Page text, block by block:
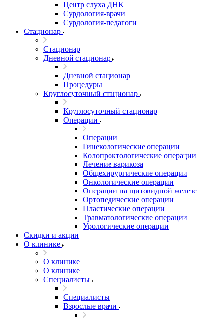
Центр слуха ДНК
Сурдология-врачи
Сурдология-педагоги
Стационар
Стационар
Дневной стационар
Дневной стационар
Процедуры
Круглосуточный стационар
Круглосуточный стационар
Операции
Операции
Гинекологические операции
Колопроктологические операции
Лечение варикоза
Общехирургические операции
Онкологические операции
Операции на щитовидной железе
Ортопедические операции
Пластические операции
Травматологические операции
Урологические операции
Скидки и акции
О клинике
О клинике
О клинике
Специалисты
Специалисты
Взрослые врачи